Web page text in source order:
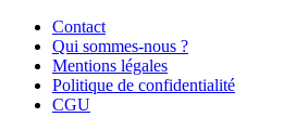
Contact
Qui sommes-nous ?
Mentions légales
Politique de confidentialité
CGU